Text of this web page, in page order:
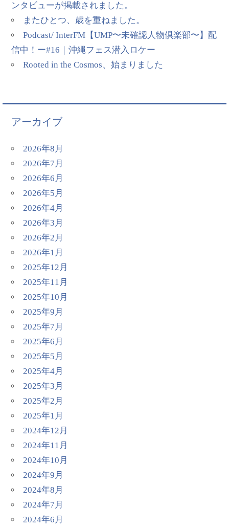
ンタビューが掲載されました。
またひとつ、歳を重ねました。
Podcast/ InterFM【UMP〜未確認人物倶楽部〜】配
信中！ー#16｜沖縄フェス潜入ロケー
Rooted in the Cosmos、始まりました
アーカイブ
2026年8月
2026年7月
2026年6月
2026年5月
2026年4月
2026年3月
2026年2月
2026年1月
2025年12月
2025年11月
2025年10月
2025年9月
2025年7月
2025年6月
2025年5月
2025年4月
2025年3月
2025年2月
2025年1月
2024年12月
2024年11月
2024年10月
2024年9月
2024年8月
2024年7月
2024年6月